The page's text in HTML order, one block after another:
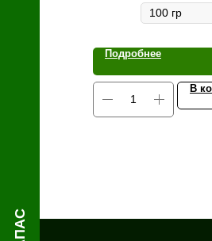
Подробнее
В